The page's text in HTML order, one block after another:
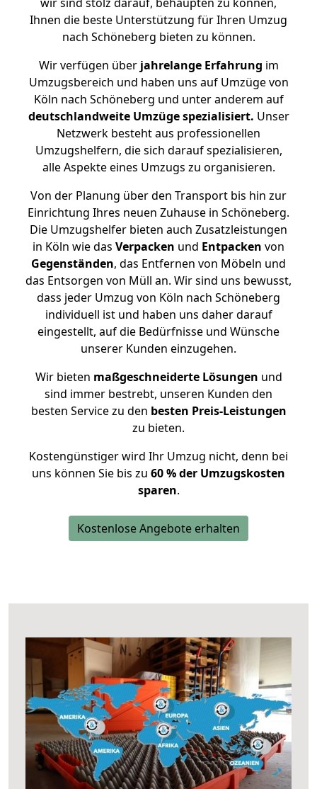
Ihnen die beste Unterstützung für Ihren Umzug
nach Schöneberg bieten zu können.
Wir verfügen überjahrelange Erfahrung im
Umzugsbereich und haben uns auf Umzüge von
Köln nach Schöneberg und unter anderem auf
deutschlandweite Umzüge spezialisiert. Unser
Netzwerk besteht aus professionellen
Umzugshelfern, die sich darauf spezialisieren,
alle Aspekte eines Umzugs zu organisieren.
Von der Planung über den Transport bis hin zur
Einrichtung Ihres neuen Zuhause in Schöneberg.
Die Umzugshelfer bieten auch Zusatzleistungen
in Köln wie das Verpacken und Entpacken von
Gegenständen, das Entfernen von Möbeln und
das Entsorgen von Müll an. Wir sind uns bewusst,
dass jeder Umzug von Köln nach Schöneberg
individuell ist und haben uns daher darauf
eingestellt, auf die Bedürfnisse und Wünsche
unserer Kunden einzugehen.
Wir bieten maßgeschneiderte Lösungen und
sind immer bestrebt, unseren Kunden den
besten Service zu den besten Preis-Leistungen
zu bieten.
Kostengünstiger wird Ihr Umzug nicht, denn bei
uns können Sie bis zu 60 % der Umzugskosten
sparen.
Kostenlose Angebote erhalten